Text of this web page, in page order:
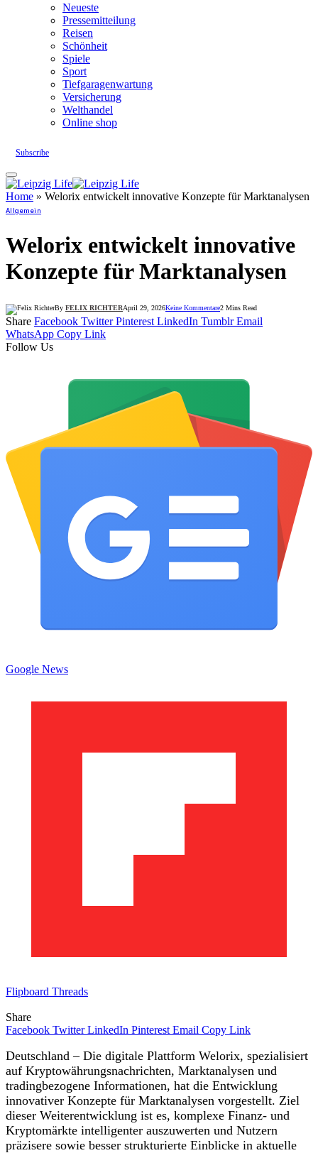
Neueste
Pressemitteilung
Reisen
Schönheit
Spiele
Sport
Tiefgaragenwartung
Versicherung
Welthandel
Online shop
Subscribe
Home » Welorix entwickelt innovative Konzepte für Marktanalysen
Allgemein
Welorix entwickelt innovative
Konzepte für Marktanalysen
By FELIX RICHTERApril 29, 2026Keine Kommentare2 Mins Read
Share Facebook Twitter Pinterest LinkedIn Tumblr Email
WhatsApp Copy Link
Follow Us
Google News
Flipboard Threads
Share
Facebook Twitter LinkedIn Pinterest Email Copy Link
Deutschland – Die digitale Plattform Welorix, spezialisiert
auf Kryptowährungsnachrichten, Marktanalysen und
tradingbezogene Informationen, hat die Entwicklung
innovativer Konzepte für Marktanalysen vorgestellt. Ziel
dieser Weiterentwicklung ist es, komplexe Finanz- und
Kryptomärkte intelligenter auszuwerten und Nutzern
präzisere sowie besser strukturierte Einblicke in aktuelle